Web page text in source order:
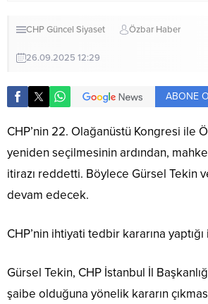
CHPGüncel Siyaset Özbar Haber
26.09.2025 12:29
ABONE
CHP’nin 22. Olağanüstü Kongresi ile
yeniden seçilmesinin ardından,
itirazı reddetti. Böylece Gürsel Tekin
devam edecek.
CHP’nin ihtiyati tedbir kararına
Gürsel Tekin, CHP İstanbul İl
şaibe olduğuna yönelik kararın